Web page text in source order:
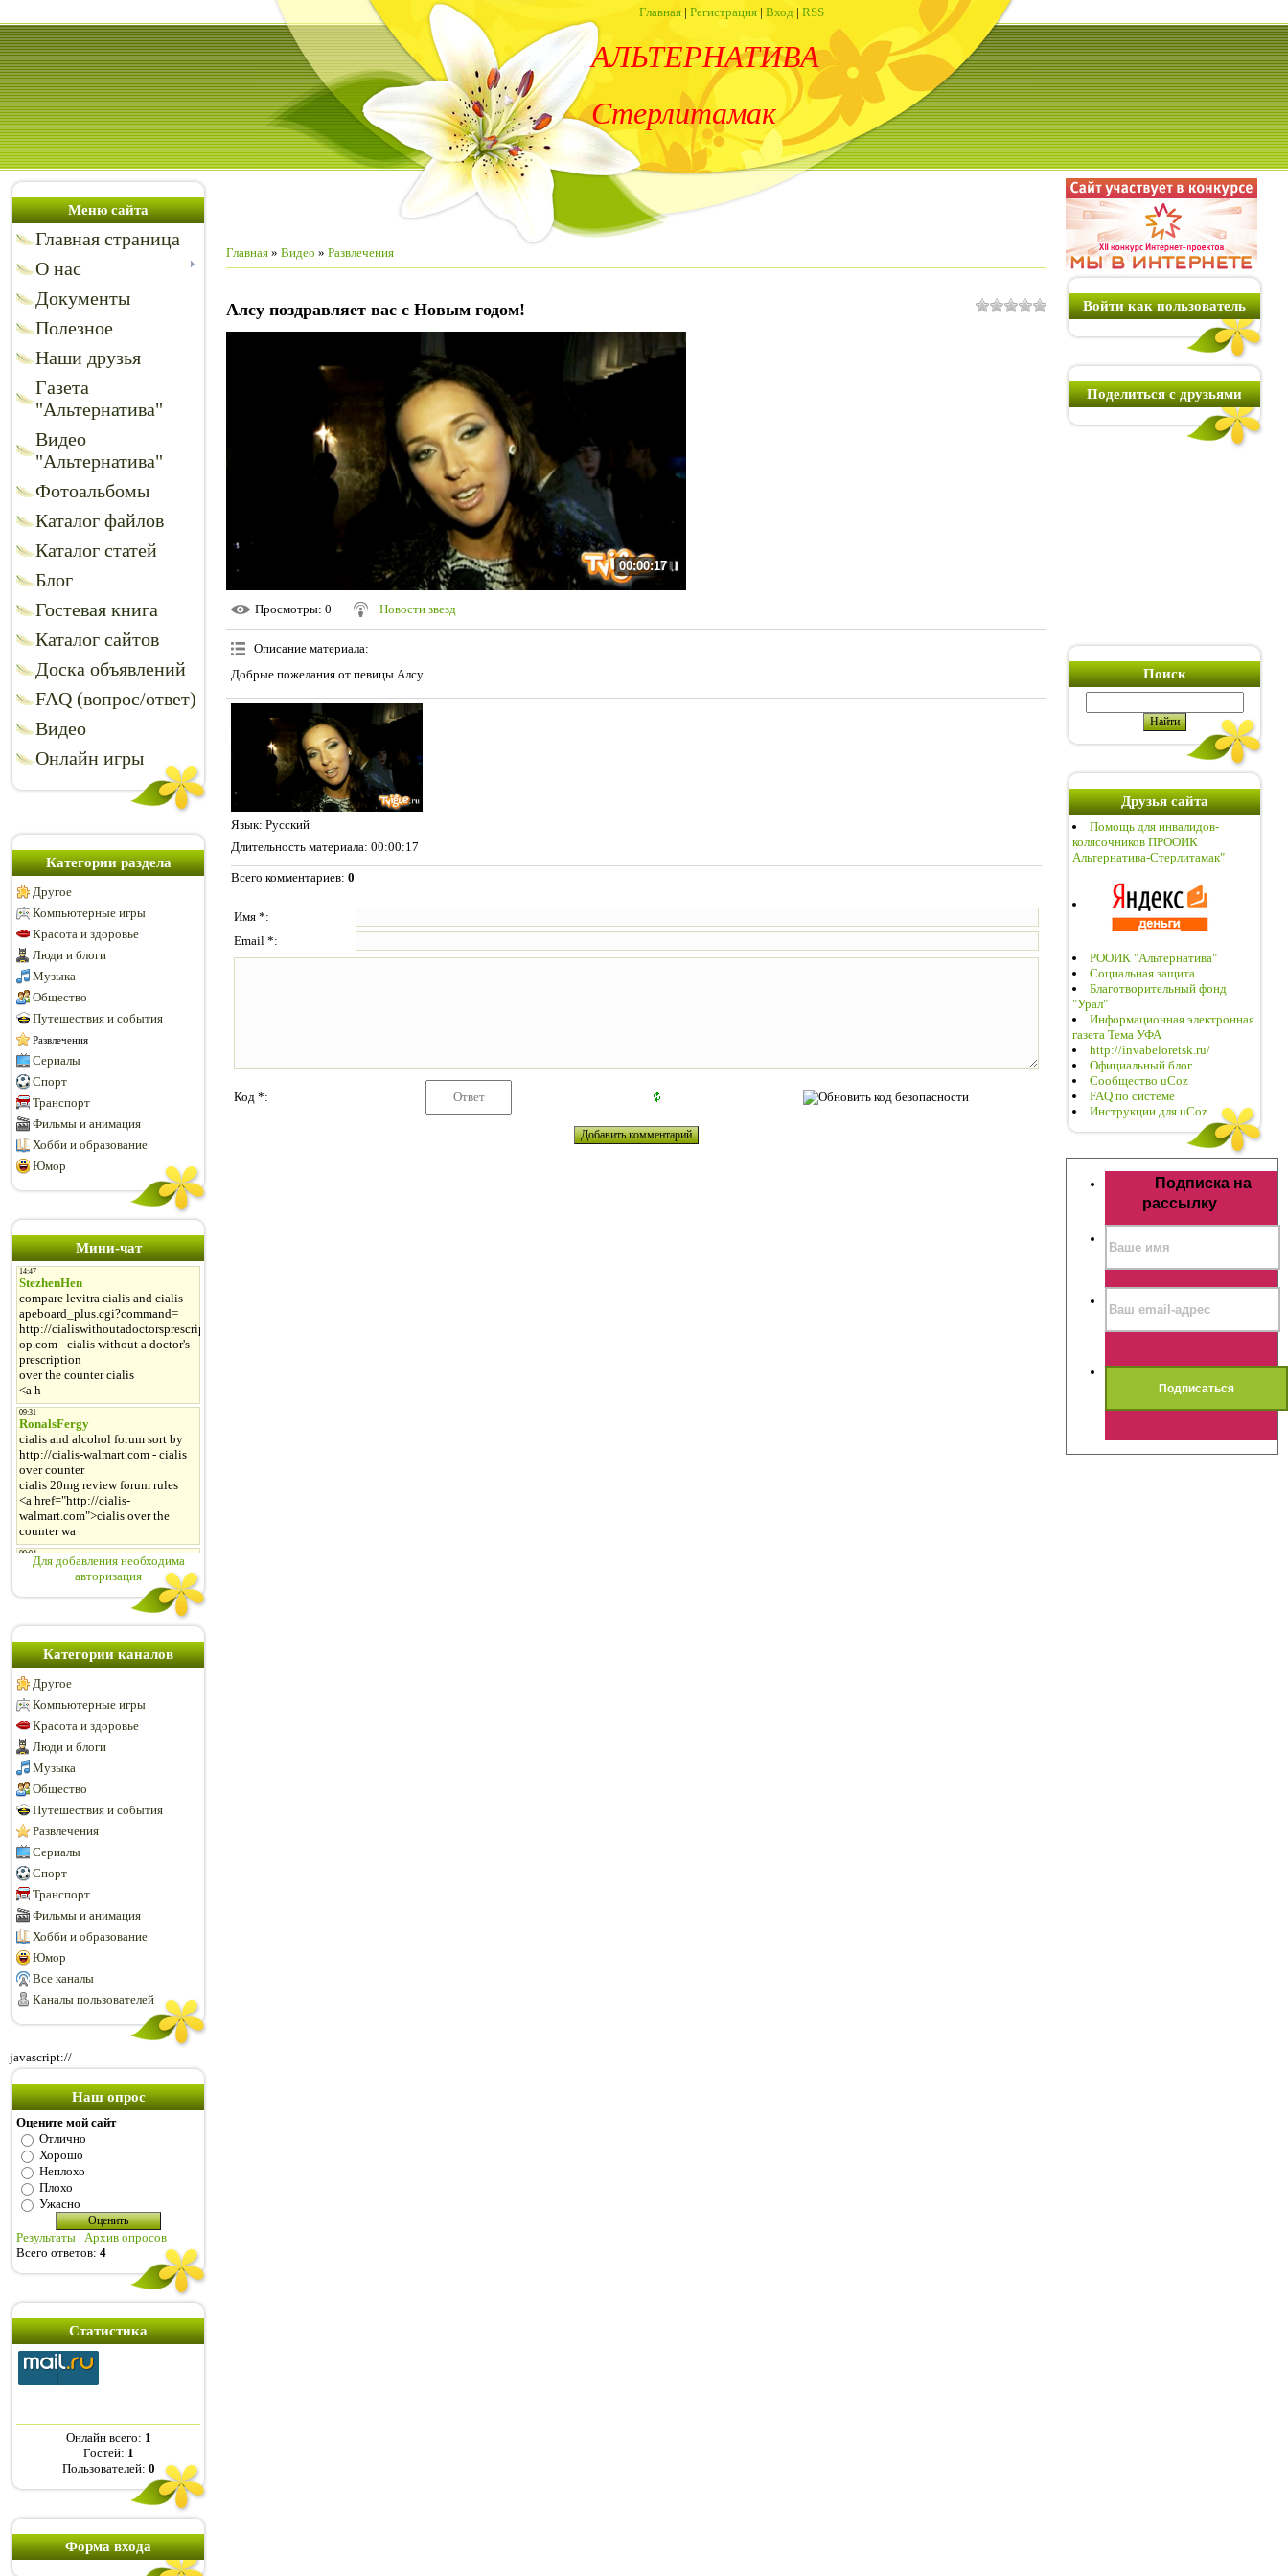
Главная | Регистрация | Вход | RSS
АЛЬТЕРНАТИВА
Стерлитамак
Меню сайта
Главная страница
О нас
Документы
Полезное
Наши друзья
Газета
"Альтернатива"
Видео
"Альтернатива"
Фотоальбомы
Каталог файлов
Каталог статей
Блог
Гостевая книга
Каталог сайтов
Доска объявлений
FAQ (вопрос/ответ)
Видео
Онлайн игры
Категории раздела
Другое
Компьютерные игры
Красота и здоровье
Люди и блоги
Музыка
Общество
Путешествия и события
Развлечения
Сериалы
Спорт
Транспорт
Фильмы и анимация
Хобби и образование
Юмор
Мини-чат
Для добавления необходима
авторизация
Категории каналов
Другое
Компьютерные игры
Красота и здоровье
Люди и блоги
Музыка
Общество
Путешествия и события
Развлечения
Сериалы
Спорт
Транспорт
Фильмы и анимация
Хобби и образование
Юмор
Все каналы
Каналы пользователей
javascript://
Наш опрос
Оцените мой сайт
Отлично
Хорошо
Неплохо
Плохо
Ужасно
Результаты | Архив опросов
Всего ответов: 4
Статистика
Онлайн всего: 1
Гостей: 1
Пользователей: 0
Форма входа
Главная » Видео » Развлечения
Алсу поздравляет вас с Новым годом!
00:00:17
Просмотры: 0 Новости звезд
Описание материала:
Добрые пожелания от певицы Алсу.
Язык: Русский
Длительность материала: 00:00:17
Всего комментариев: 0
Имя *:
Email *:
Код *:
Войти как пользователь
Поделиться с друзьями
Поиск
Друзья сайта
Помощь для инвалидов-
колясочников ПРООИК
Альтернатива-Стерлитамак"
РООИК "Альтернатива"
Социальная защита
Благотворительный фонд
"Урал"
Информационная электронная
газета Тема УФА
http://invabeloretsk.ru/
Официальный блог
Сообщество uCoz
FAQ по системе
Инструкции для uCoz
Подписка на
рассылку